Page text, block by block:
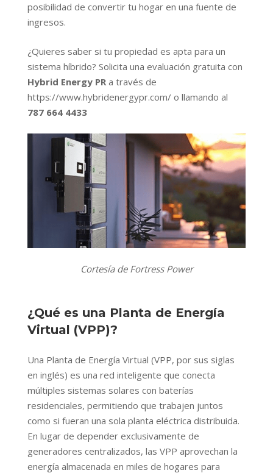
posibilidad de convertir tu hogar en una fuente de
ingresos.
¿Quieres saber si tu propiedad es apta para un
sistema híbrido? Solicita una evaluación gratuita con
Hybrid Energy PR a través de
https://www.hybridenergypr.com/ o llamando al
787 664 4433
Cortesía de Fortress Power
¿Qué es una Planta de Energía
Virtual (VPP)?
Una Planta de Energía Virtual (VPP, por sus siglas
en inglés) es una red inteligente que conecta
múltiples sistemas solares con baterías
residenciales, permitiendo que trabajen juntos
como si fueran una sola planta eléctrica distribuida.
En lugar de depender exclusivamente de
generadores centralizados, las VPP aprovechan la
energía almacenada en miles de hogares para